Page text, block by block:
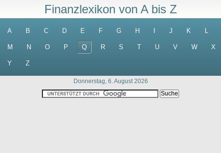
Finanzlexikon von A bis Z
A B C D E F G H J K L
M N O P Q R S T U V W X
Y Z
Donnerstag, 6. August 2026